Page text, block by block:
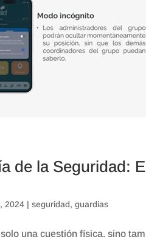
de la Seguridad:
2024 |seguridad,guardias
una cuestión física, sino